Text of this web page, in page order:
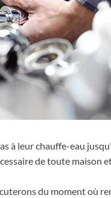
à leur chauffe-eau
de toute maison
du moment où